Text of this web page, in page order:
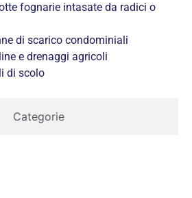
Categorie
fognarie intasate da radici o
di scarico condominiali
e drenaggi agricoli
di scolo